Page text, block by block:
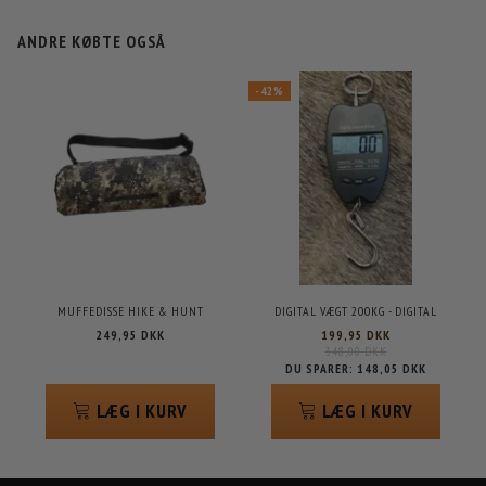
ANDRE KØBTE OGSÅ
MUFFEDISSE HIKE & HUNT
249,95 DKK
LÆG I KURV
-42%
DIGITAL VÆGT 200KG - DIGITAL
199,95 DKK
348,00 DKK
DU SPARER: 148,05 DKK
LÆG I KURV